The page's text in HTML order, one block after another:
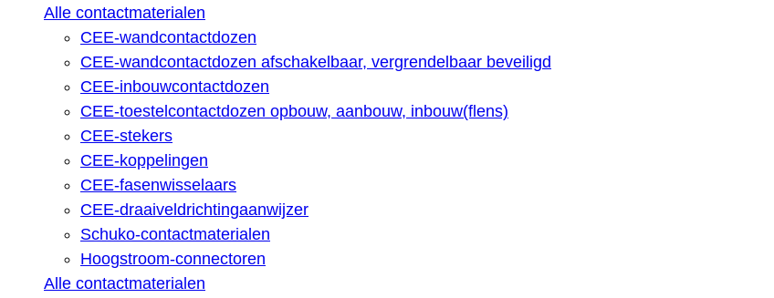
Alle contactmaterialen
CEE-wandcontactdozen
CEE-wandcontactdozen afschakelbaar, vergrendelbaar beveiligd
CEE-inbouwcontactdozen
CEE-toestelcontactdozen opbouw, aanbouw, inbouw(flens)
CEE-stekers
CEE-koppelingen
CEE-fasenwisselaars
CEE-draaiveldrichtingaanwijzer
Schuko-contactmaterialen
Hoogstroom-connectoren
Alle contactmaterialen